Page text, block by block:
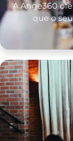
A Ange360
que o